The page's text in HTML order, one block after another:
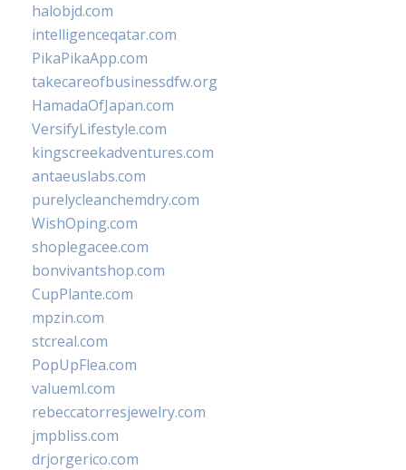
halobjd.com
intelligenceqatar.com
PikaPikaApp.com
takecareofbusinessdfw.org
HamadaOfJapan.com
VersifyLifestyle.com
kingscreekadventures.com
antaeuslabs.com
purelycleanchemdry.com
WishOping.com
shoplegacee.com
bonvivantshop.com
CupPlante.com
mpzin.com
stcreal.com
PopUpFlea.com
valueml.com
rebeccatorresjewelry.com
jmpbliss.com
drjorgerico.com